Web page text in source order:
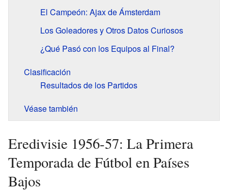
El Campeón: Ajax de Ámsterdam
Los Goleadores y Otros Datos Curiosos
¿Qué Pasó con los Equipos al Final?
Clasificación
Resultados de los Partidos
Véase también
Eredivisie 1956-57: La Primera
Temporada de Fútbol en Países
Bajos